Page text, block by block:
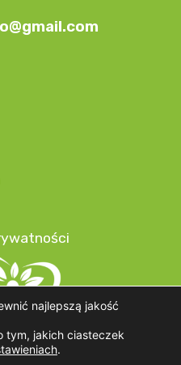
najlepszą jakość
tym, jakich ciasteczek
.